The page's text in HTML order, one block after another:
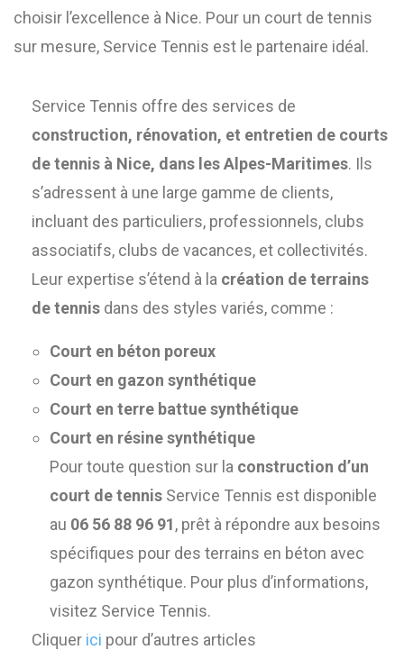
choisir l’excellence à Nice. Pour un court de tennis
sur mesure, Service Tennis est le partenaire idéal.
Service Tennis offre des services de
construction, rénovation, et entretien de courts
de tennis à Nice, dans les Alpes-Maritimes. Ils
s’adressent à une large gamme de clients,
incluant des particuliers, professionnels, clubs
associatifs, clubs de vacances, et collectivités.
Leur expertise s’étend à la création de terrains
de tennis dans des styles variés, comme :
Court en béton poreux
Court en gazon synthétique
Court en terre battue synthétique
Court en résine synthétique
Pour toute question sur la construction d’un
court de tennis Service Tennis est disponible
au 06 56 88 96 91, prêt à répondre aux besoins
spécifiques pour des terrains en béton avec
gazon synthétique. Pour plus d’informations,
visitez Service Tennis.
Cliquer ici pour d’autres articles